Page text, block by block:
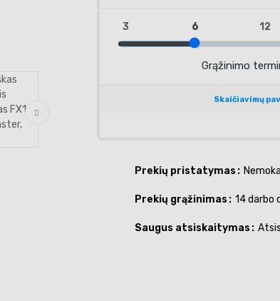
Prekių pristatymas
Prekių grąžinimas 14 darbo
Saugus atsiskaitymas